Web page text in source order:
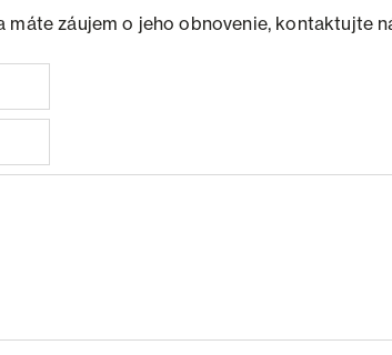
záujem o jeho obnovenie, kontaktujte